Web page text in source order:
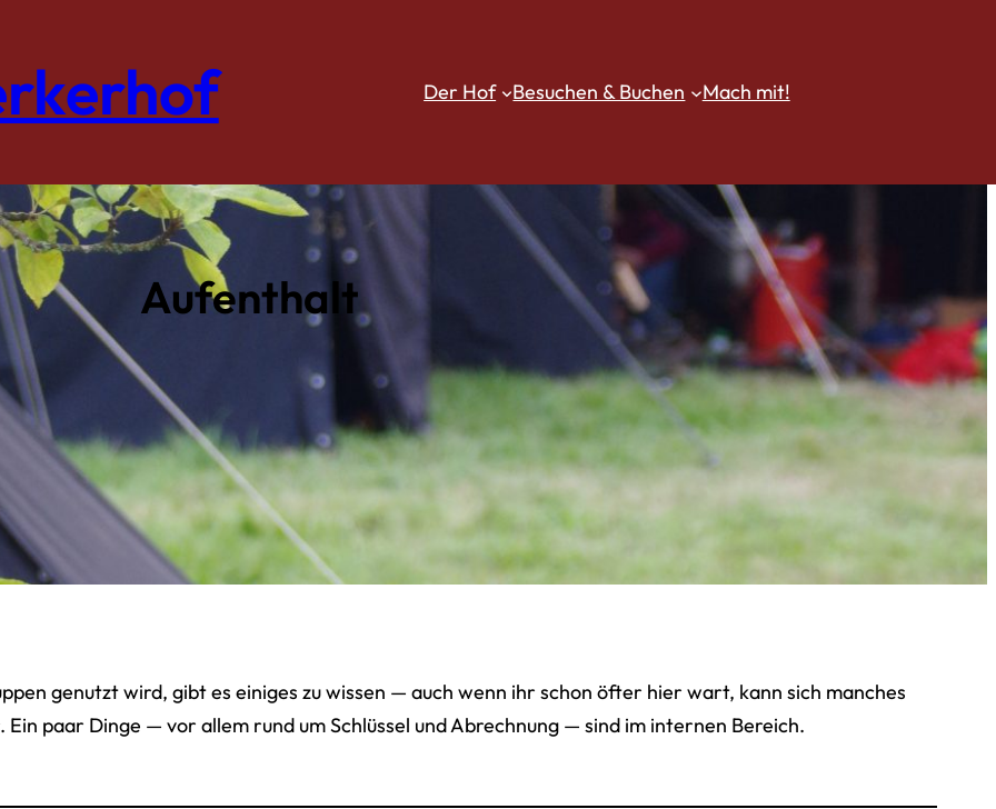
Der Hof Besuchen & Buchen Mach mit!
Aufenthalt
genutzt wird, gibt es einiges zu wissen — auch wenn ihr schon öfter hier wart, kann sich manches
paar Dinge — vor allem rund um Schlüssel und Abrechnung — sind im internen Bereich.